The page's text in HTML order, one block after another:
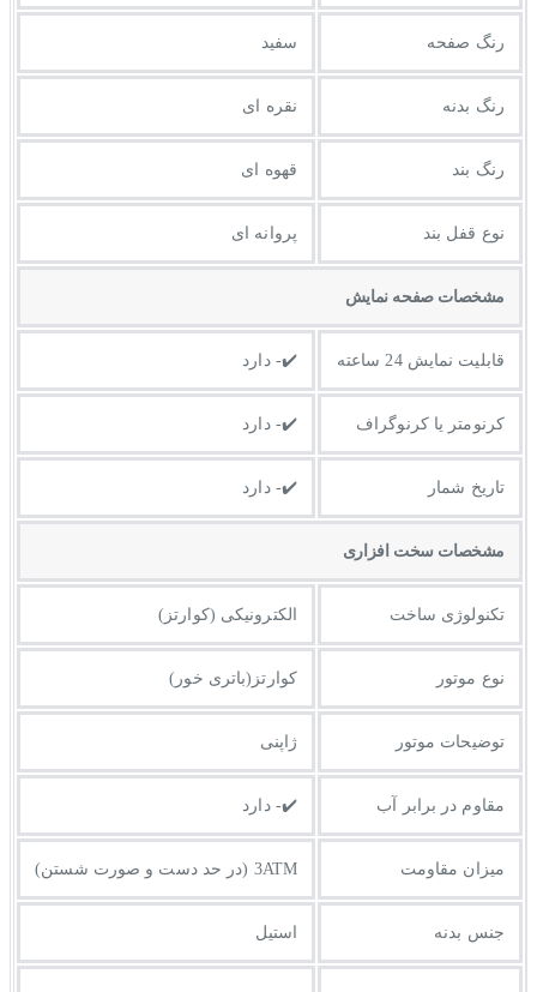
رنگ صفحه سفید
رنگ بدنه نقره ای
رنگ بند قهوه ای
نوع قفل بند پروانه ای
مشخصات صفحه نمايش
قابلیت نمایش 24 ساعته ✔️- دارد
کرنومتر یا کرنوگراف ✔️- دارد
تاریخ شمار ✔️- دارد
مشخصات سخت افزاری
تکنولوژی ساخت الکترونیکی (کوارتز)
نوع موتور کوارتز(باتری خور)
توضیحات موتور ژاپنی
مقاوم در برابر آب ✔️- دارد
میزان مقاومت 3ATM (در حد دست و صورت شستن)
جنس بدنه استیل